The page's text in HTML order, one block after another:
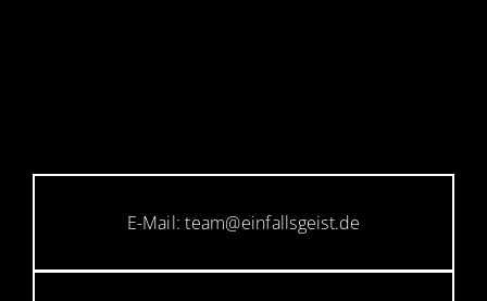
E-Mail: team@einfallsgeist.de